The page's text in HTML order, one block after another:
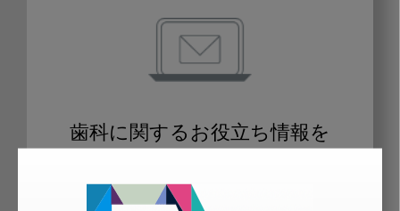
歯科に関するお役立ち情報を